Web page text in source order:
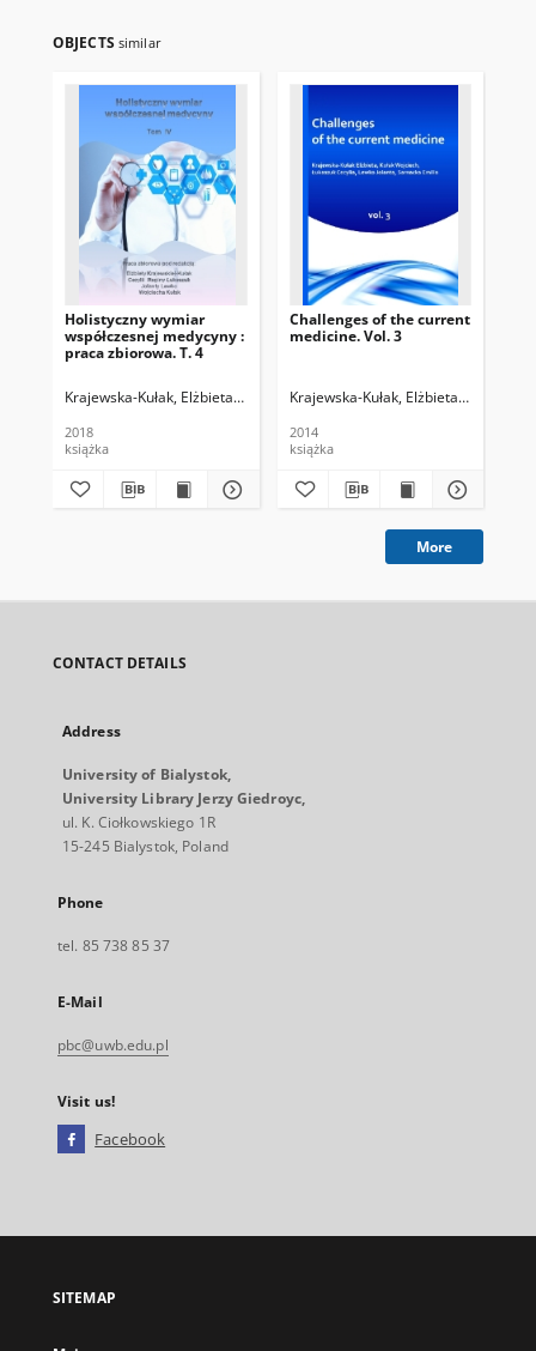
OBJECTS similar
Holistyczny wymiar
współczesnej medycyny :
praca zbiorowa. T. 4
Krajewska-Kułak, Elżbieta. Red. Łukaszuk, Cecylia Regina. Red.
2018
książka
Challenges of the current
medicine. Vol. 3
Krajewska-Kułak, Elżbieta (1957- ).
2014
książka
More
CONTACT DETAILS
Address
University of Bialystok,
University Library Jerzy Giedroyc,
ul. K. Ciołkowskiego 1R
15-245 Bialystok, Poland
Phone
tel. 85 738 85 37
E-Mail
pbc@uwb.edu.pl
Visit us!
Facebook
open
new
SITEMAP